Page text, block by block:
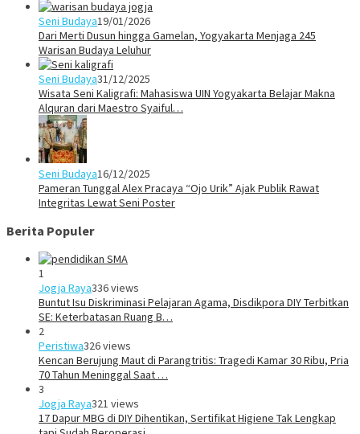
Seni Budaya19/01/2026
Dari Merti Dusun hingga Gamelan, Yogyakarta Menjaga 245
Warisan Budaya Leluhur
Seni Budaya31/12/2025
Wisata Seni Kaligrafi: Mahasiswa UIN Yogyakarta Belajar Makna
Alquran dari Maestro Syaiful…
Seni Budaya16/12/2025
Pameran Tunggal Alex Pracaya “Ojo Urik” Ajak Publik Rawat
Integritas Lewat Seni Poster
Berita Populer
1
Jogja Raya336 views
Buntut Isu Diskriminasi Pelajaran Agama, Disdikpora DIY Terbitkan
SE: Keterbatasan Ruang B…
2
Peristiwa326 views
Kencan Berujung Maut di Parangtritis: Tragedi Kamar 30 Ribu, Pria
70 Tahun Meninggal Saat …
3
Jogja Raya321 views
17 Dapur MBG di DIY Dihentikan, Sertifikat Higiene Tak Lengkap